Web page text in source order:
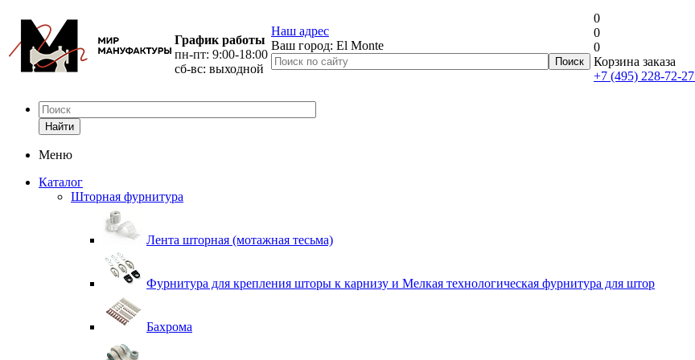
График работы
пн-пт: 9:00-18:00
сб-вс: выходной
Наш адрес
Ваш город: El Monte
0
0
0
Корзина заказа
+7 (495) 228-72-27
Найти
Меню
Каталог
Шторная фурнитура
Лента шторная (мотажная тесьма)
Фурнитура для крепления шторы к карнизу и Мелкая технологическая фурнитура для штор
Бахрома